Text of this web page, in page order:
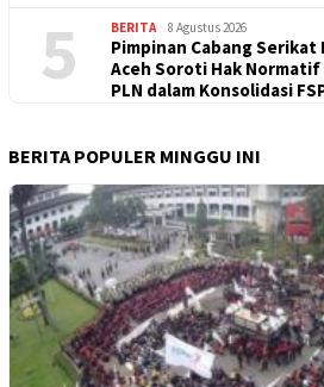
5 BERITA 8 Agustus 2026
Pimpinan Cabang Serikat
Aceh Soroti Hak
PLN dalam Konsolidasi
BERITA POPULER MINGGU INI